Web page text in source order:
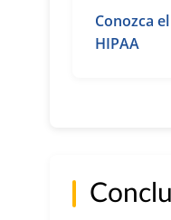
Conozca
HIPAA